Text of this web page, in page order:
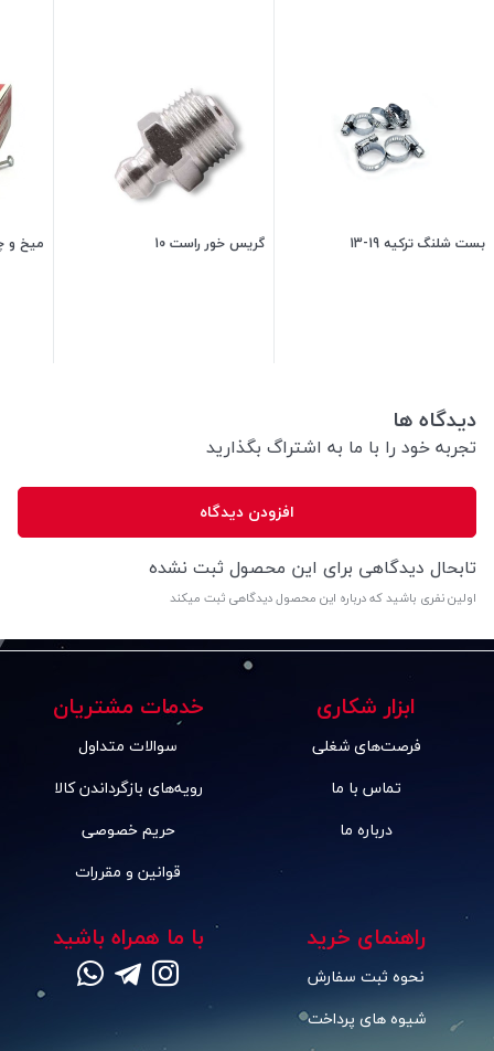
بست شلنگ ترکیه 19-13 گریس خور راست 10 میخ و
دیدگاه ها
تجربه خود را با ما به اشتراگ بگذارید
افزودن دیدگاه
تابحال دیدگاهی برای این محصول ثبت نشده
اولین نفری باشید که درباره این محصول دیدگاهی ثبت میکند
ابزار شکاری
فرصت‌های شغلی
تماس با ما
درباره ما
خدمات مشتریان
سوالات متداول
رویه‌های بازگرداندن کالا
حریم خصوصی
قوانین و مقررات
راهنمای خرید
نحوه ثبت سفارش
شیوه های پرداخت
با ما همراه باشید